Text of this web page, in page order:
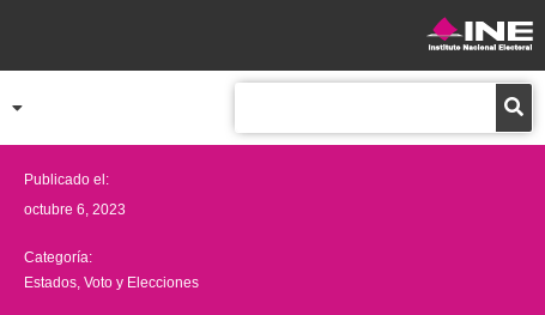
Publicado el:
octubre 6, 2023
Categoría:
Estados ,Voto y Elecciones